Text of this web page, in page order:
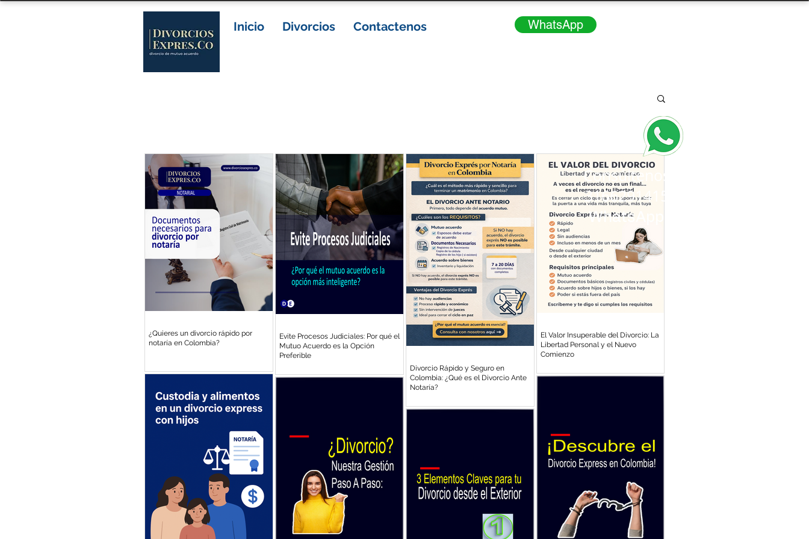
Consúltenos
3166291415
WhatsApp
Inicio Divorcios Contactenos WhatsApp
¿Quieres un divorcio rápido por
notaría en Colombia?
Evite Procesos Judiciales: Por qué el
Mutuo Acuerdo es la Opción
Preferible
Divorcio Rápido y Seguro en
Colombia: ¿Qué es el Divorcio Ante
Notaría?
El Valor Insuperable del Divorcio: La
Libertad Personal y el Nuevo
Comienzo